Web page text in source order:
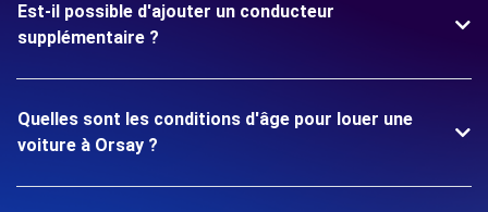
Est-il possible d'ajouter un conducteur
supplémentaire ?
Quelles sont les conditions d'âge pour louer une
voiture à Orsay ?